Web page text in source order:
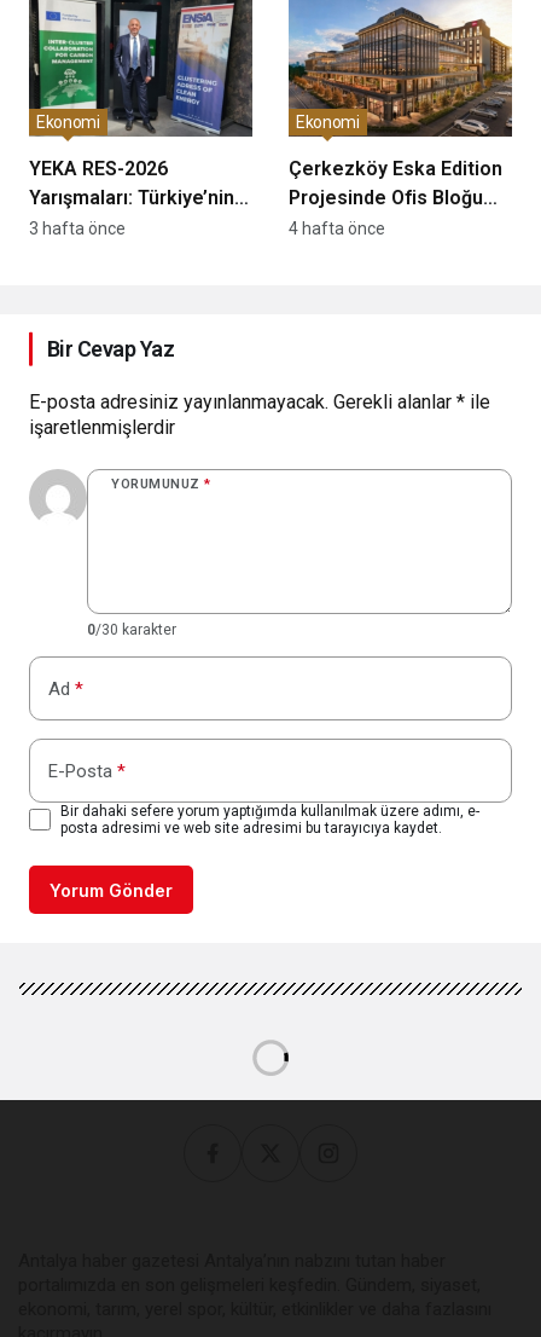
YEKA RES-2026
Yarışmaları: Türkiye’nin
Temiz Enerji Üretiminde
Ekonomi
3 hafta önce
Çerkezköy Eska Edition
Projesinde Ofis Bloğu
Satış Süreci Başladı
Ekonomi
4 hafta önce
Bir Cevap Yaz
E-posta adresiniz yayınlanmayacak. Gerekli alanlar * ile
işaretlenmişlerdir
YORUMUNUZ *
0/30 karakter
Ad *
E-Posta *
Bir dahaki sefere yorum yaptığımda kullanılmak üzere adımı, e-
posta adresimi ve web site adresimi bu tarayıcıya kaydet.
Yorum Gönder